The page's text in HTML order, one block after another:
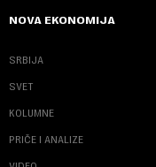
NOVA EKONOMIJA
SRBIJA
SVET
KOLUMNE
PRIČE I ANALIZE